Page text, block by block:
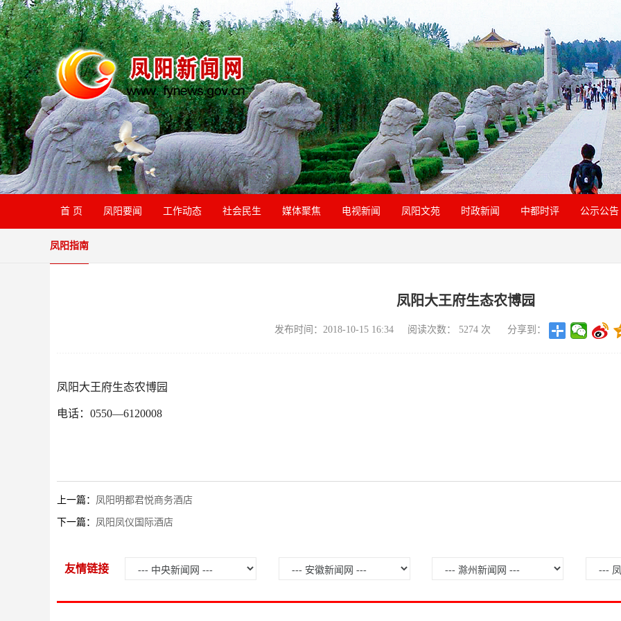
首 页 凤阳要闻 工作动态 社会民生 媒体聚焦 电视新闻 凤阳文苑 时政新闻 中都时评 公示公告
凤阳指南
凤阳大王府生态农博园
发布时间：2018-10-15 16:34 阅读次数： 5274 次 分享到：
凤阳大王府生态农博园
电话：0550—6120008
上一篇： 凤阳明都君悦商务酒店
下一篇： 凤阳凤仪国际酒店
友情链接